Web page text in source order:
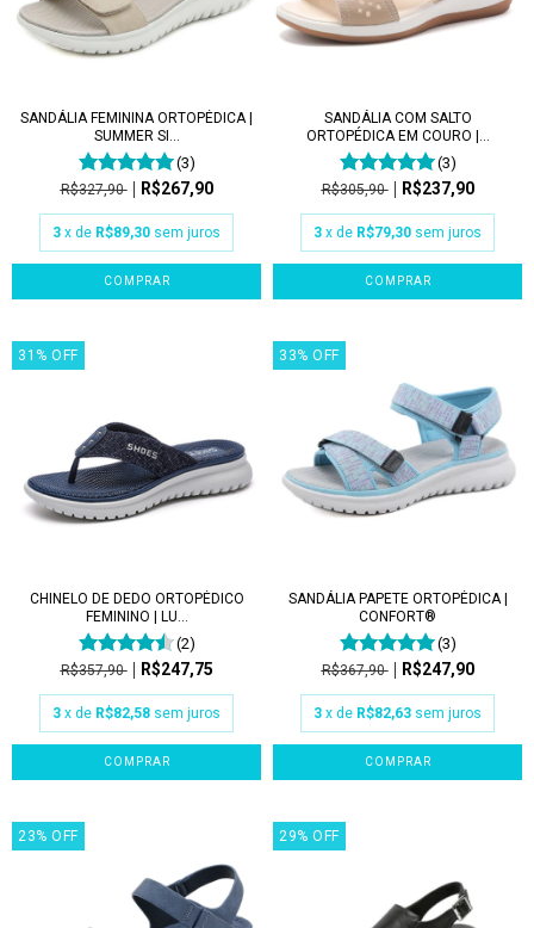
SANDÁLIA FEMININA ORTOPÉDICA |
SUMMER SI...
(3)
R$327,90 R$267,90
3 x de R$89,30 sem juros
COMPRAR
SANDÁLIA COM SALTO
ORTOPÉDICA EM COURO |...
(3)
R$305,90 R$237,90
3 x de R$79,30 sem juros
COMPRAR
31 % OFF
CHINELO DE DEDO ORTOPÉDICO
FEMININO | LU...
(2)
R$357,90 R$247,75
3 x de R$82,58 sem juros
COMPRAR
33% OFF
SANDÁLIA PAPETE ORTOPÉDICA |
CONFORT®
(3)
R$367,90 R$247,90
3 x de R$82,63 sem juros
COMPRAR
23% OFF 29% OFF